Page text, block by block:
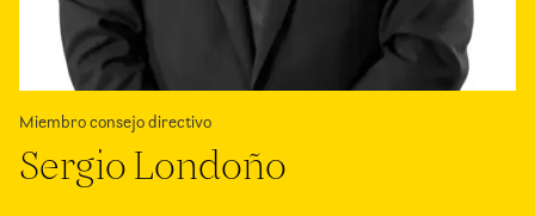
Miembro consejo directivo
Sergio Londoño